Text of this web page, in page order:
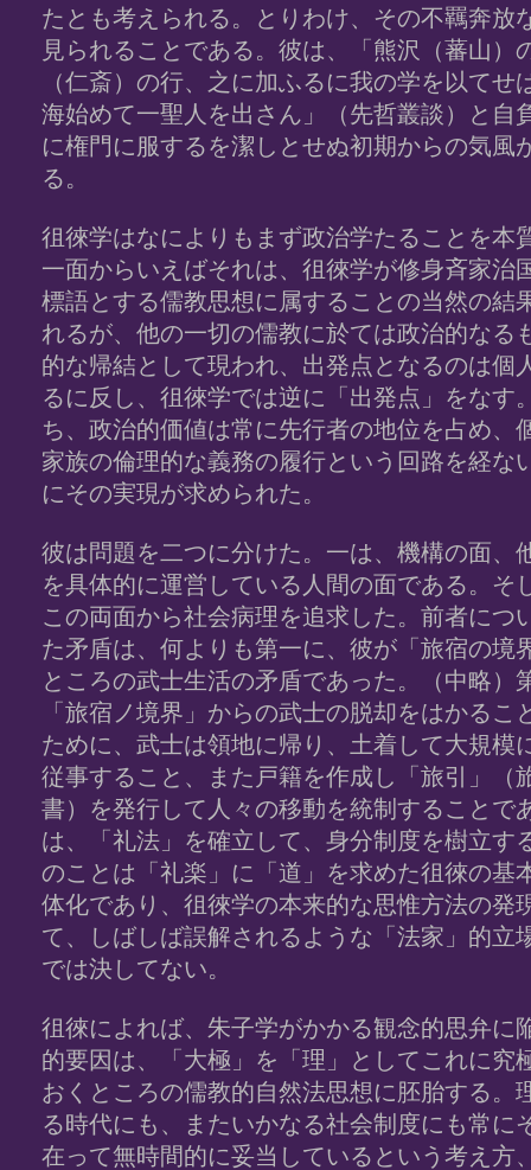
たとも考えられる。とりわけ、その不羈奔放
見られることである。彼は、「熊沢（蕃山）
（仁斎）の行、之に加ふるに我の学を以てせ
海始めて一聖人を出さん」（先哲叢談）と自
に権門に服するを潔しとせぬ初期からの気風
る。
徂徠学はなによりもまず政治学たることを本
一面からいえばそれは、徂徠学が修身斉家治
標語とする儒教思想に属することの当然の結
れるが、他の一切の儒教に於ては政治的なる
的な帰結として現われ、出発点となるのは個
るに反し、徂徠学では逆に「出発点」をなす
ち、政治的価値は常に先行者の地位を占め、
家族の倫理的な義務の履行という回路を経な
にその実現が求められた。
彼は問題を二つに分けた。一は、機構の面、
を具体的に運営している人間の面である。そ
この両面から社会病理を追求した。前者につ
た矛盾は、何よりも第一に、彼が「旅宿の境
ところの武士生活の矛盾であった。（中略）
「旅宿ノ境界」からの武士の脱却をはかるこ
ために、武士は領地に帰り、土着して大規模
従事すること、また戸籍を作成し「旅引」（
書）を発行して人々の移動を統制することで
は、「礼法」を確立して、身分制度を樹立す
のことは「礼楽」に「道」を求めた徂徠の基
体化であり、徂徠学の本来的な思惟方法の発
て、しばしば誤解されるような「法家」的立
では決してない。
徂徠によれば、朱子学がかかる観念的思弁に
的要因は、「大極」を「理」としてこれに究
おくところの儒教的自然法思想に胚胎する。
る時代にも、またいかなる社会制度にも常に
在って無時間的に妥当しているという考え方